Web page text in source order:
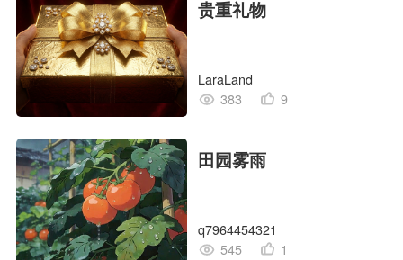
贵重礼物
LaraLand
383
9
田园雾雨
q7964454321
545
1